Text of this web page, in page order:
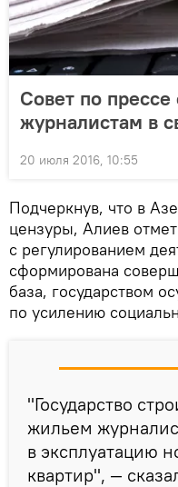
Совет по прессе
журналистам в
20 июля 2016, 10:55
Подчеркнув, что в
цензуры, Алиев
с регулированием
сформирована
база, государством
по усилению
"Государство
жильем
в эксплуатацию
квартир", —